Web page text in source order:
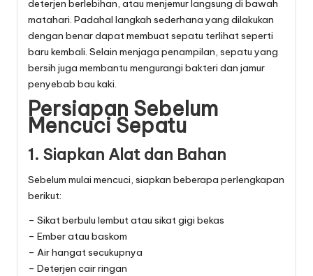
deterjen berlebihan, atau menjemur langsung di bawah
matahari. Padahal langkah sederhana yang dilakukan
dengan benar dapat membuat sepatu terlihat seperti
baru kembali. Selain menjaga penampilan, sepatu yang
bersih juga membantu mengurangi bakteri dan jamur
penyebab bau kaki.
Persiapan Sebelum
Mencuci Sepatu
1. Siapkan Alat dan Bahan
Sebelum mulai mencuci, siapkan beberapa perlengkapan
berikut:
– Sikat berbulu lembut atau sikat gigi bekas
– Ember atau baskom
– Air hangat secukupnya
– Deterjen cair ringan